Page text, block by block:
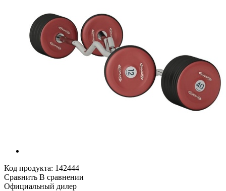
Код продукта: 142444
Сравнить В сравнении
Официальный дилер